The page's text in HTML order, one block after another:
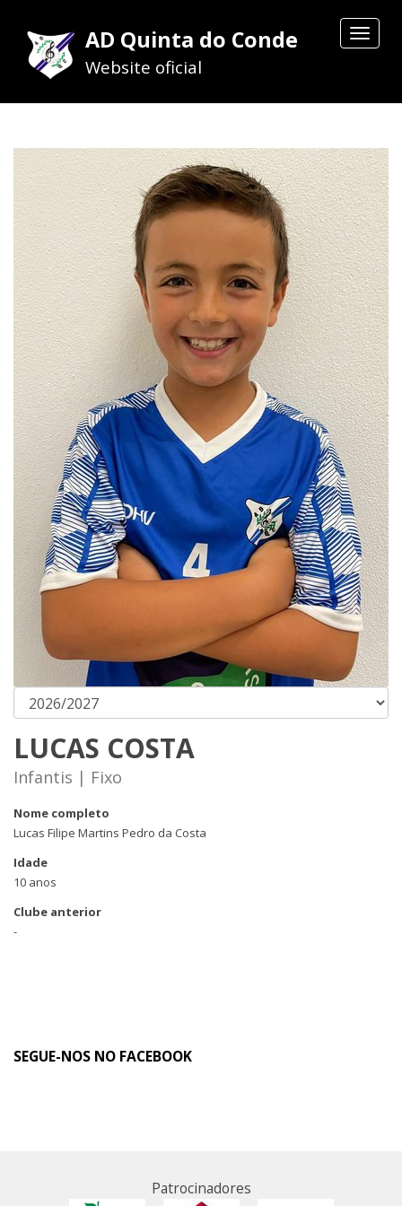
Toggle
AD Quinta do Conde
Website oficial
LUCAS COSTA
Infantis | Fixo
Nome completo
Lucas Filipe Martins Pedro da Costa
Idade
10 anos
Clube anterior
-
SEGUE-NOS NO FACEBOOK
Patrocinadores